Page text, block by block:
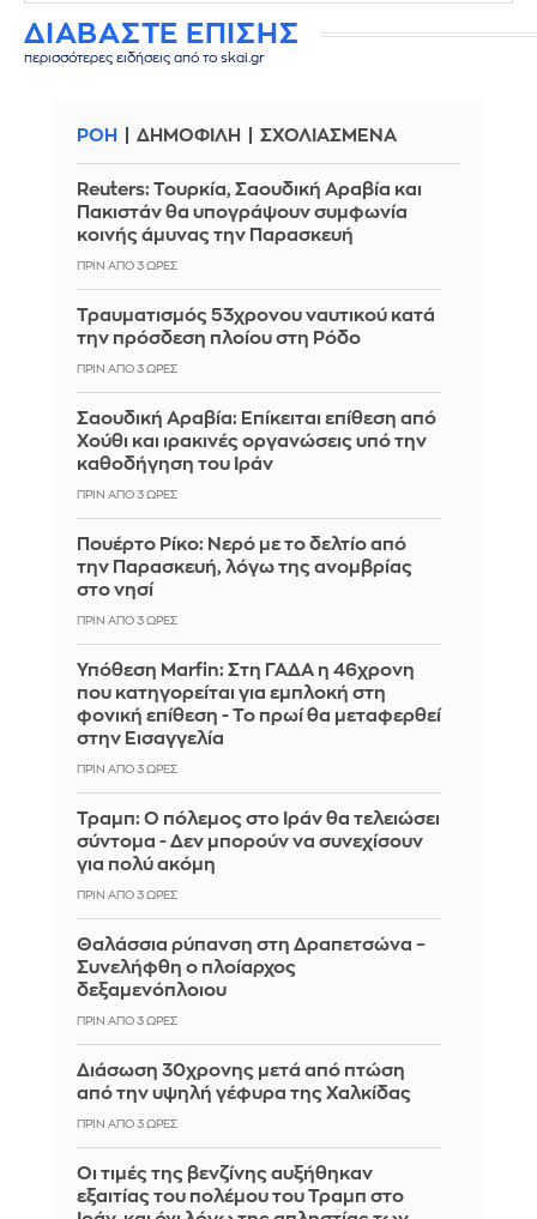
ΔΙΑΒΑΣΤΕ ΕΠΙΣΗΣ
περισσότερες ειδήσεις από το skai.gr
ΡΟΗ ΔΗΜΟΦΙΛΗ ΣΧΟΛΙΑΣΜΕΝΑ
Reuters: Τουρκία, Σαουδική Αραβία και
Πακιστάν θα υπογράψουν συμφωνία
κοινής άμυνας την Παρασκευή
ΠΡΙΝ ΑΠΌ 3 ΏΡΕΣ
Τραυματισμός 53χρονου ναυτικού κατά
την πρόσδεση πλοίου στη Ρόδο
ΠΡΙΝ ΑΠΌ 3 ΏΡΕΣ
Σαουδική Αραβία: Επίκειται επίθεση από
Χούθι και ιρακινές οργανώσεις υπό την
καθοδήγηση του Ιράν
ΠΡΙΝ ΑΠΌ 3 ΏΡΕΣ
Πουέρτο Ρίκο: Νερό με το δελτίο από
την Παρασκευή, λόγω της ανομβρίας
στο νησί
ΠΡΙΝ ΑΠΌ 3 ΏΡΕΣ
Υπόθεση Marfin: Στη ΓΑΔΑ η 46χρονη
που κατηγορείται για εμπλοκή στη
φονική επίθεση - Το πρωί θα μεταφερθεί
στην Εισαγγελία
ΠΡΙΝ ΑΠΌ 3 ΏΡΕΣ
Τραμπ: Ο πόλεμος στο Ιράν θα τελειώσει
σύντομα - Δεν μπορούν να συνεχίσουν
για πολύ ακόμη
ΠΡΙΝ ΑΠΌ 3 ΏΡΕΣ
Θαλάσσια ρύπανση στη Δραπετσώνα –
Συνελήφθη ο πλοίαρχος
δεξαμενόπλοιου
ΠΡΙΝ ΑΠΌ 3 ΏΡΕΣ
Διάσωση 30χρονης μετά από πτώση
από την υψηλή γέφυρα της Χαλκίδας
ΠΡΙΝ ΑΠΌ 3 ΏΡΕΣ
Οι τιμές της βενζίνης αυξήθηκαν
εξαιτίας του πολέμου του Τραμπ στο